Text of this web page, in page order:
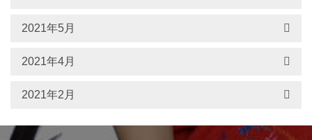
2021年5月
2021年4月
2021年2月